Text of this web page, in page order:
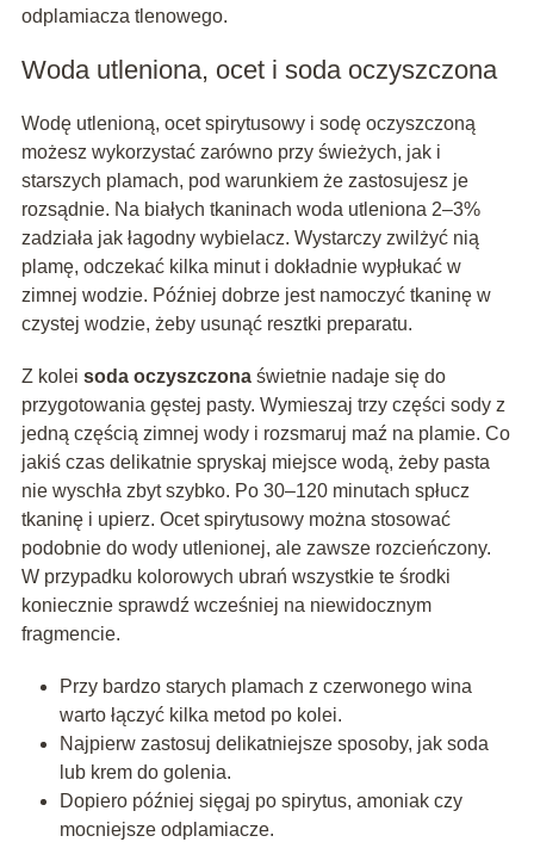
odplamiacza tlenowego.
Woda utleniona, ocet i soda oczyszczona
Wodę utlenioną, ocet spirytusowy i sodę oczyszczoną
możesz wykorzystać zarówno przy świeżych, jak i
starszych plamach, pod warunkiem że zastosujesz je
rozsądnie. Na białych tkaninach woda utleniona 2–3%
zadziała jak łagodny wybielacz. Wystarczy zwilżyć nią
plamę, odczekać kilka minut i dokładnie wypłukać w
zimnej wodzie. Później dobrze jest namoczyć tkaninę w
czystej wodzie, żeby usunąć resztki preparatu.
Z kolei soda oczyszczonaświetnie nadaje się do
przygotowania gęstej pasty. Wymieszaj trzy części sody z
jedną częścią zimnej wody i rozsmaruj maź na plamie. Co
jakiś czas delikatnie spryskaj miejsce wodą, żeby pasta
nie wyschła zbyt szybko. Po 30–120 minutach spłucz
tkaninę i upierz. Ocet spirytusowy można stosować
podobnie do wody utlenionej, ale zawsze rozcieńczony.
W przypadku kolorowych ubrań wszystkie te środki
koniecznie sprawdź wcześniej na niewidocznym
fragmencie.
Przy bardzo starych plamach z czerwonego wina
warto łączyć kilka metod po kolei.
Najpierw zastosuj delikatniejsze sposoby, jak soda
lub krem do golenia.
Dopiero później sięgaj po spirytus, amoniak czy
mocniejsze odplamiacze.